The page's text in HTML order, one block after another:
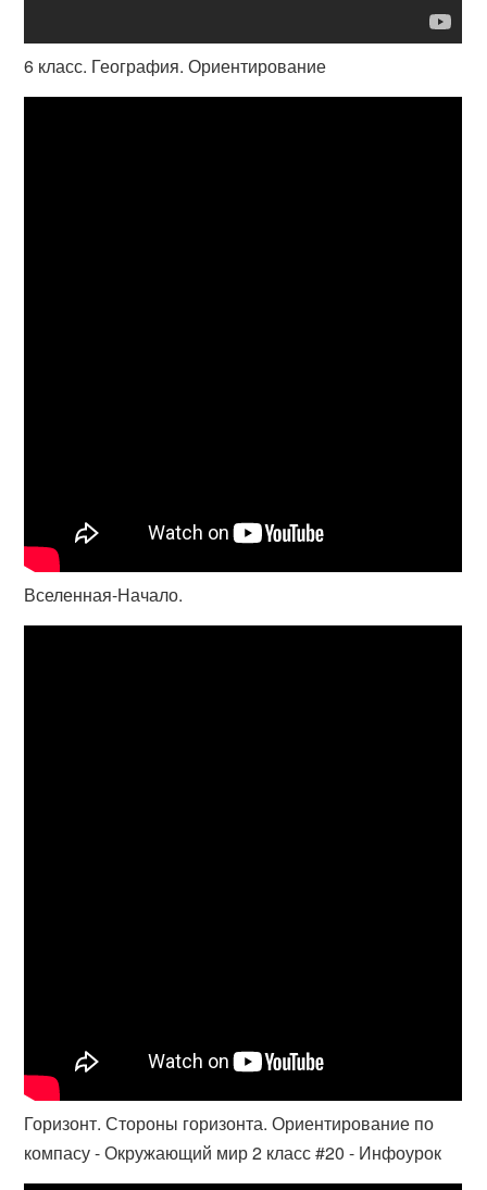
6 класс. География. Ориентирование
Вселенная-Начало.
Горизонт. Стороны горизонта. Ориентирование по
компасу - Окружающий мир 2 класс #20 - Инфоурок